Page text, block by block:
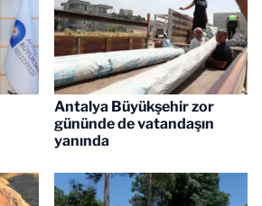
Antalya Büyükşehir zor
gününde de vatandaşın
yanında